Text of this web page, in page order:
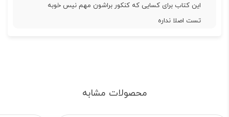
این کتاب برای کسایی که کنکور براشون مهم نیس خوبه
تست اصلا نداره
محصولات مشابه